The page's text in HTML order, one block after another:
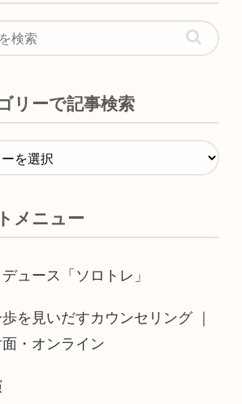
リーで記事検索
メニュー
ュース「ソロトレ」
を見いだすカウンセリング ｜
・オンライン